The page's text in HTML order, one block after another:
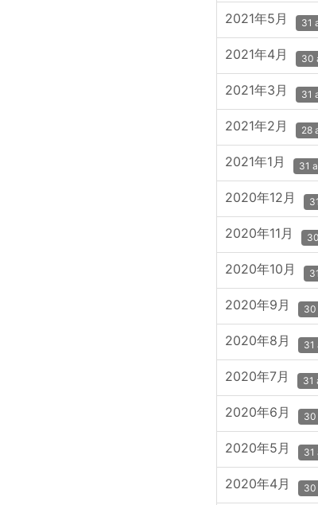
2021年5月 31
2021年4月 30
2021年3月 31
2021年2月 28
2021年1月 31
2020年12月
2020年11月
2020年10月
2020年9月 30
2020年8月 31
2020年7月 31
2020年6月 30
2020年5月 31
2020年4月 30